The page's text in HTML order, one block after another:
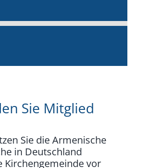
Sie Mitglied
Sie die Armenische
in Deutschland
Kirchengemeinde vor